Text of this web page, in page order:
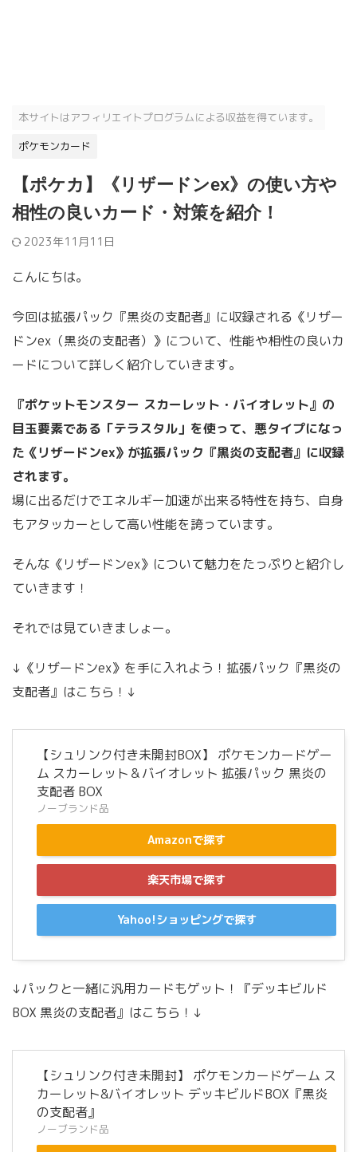
本サイトはアフィリエイトプログラムによる収益を得ています。
ポケモンカード
【ポケカ】《リザードンex》の使い方や
相性の良いカード・対策を紹介！
2023年11月11日
こんにちは。
今回は拡張パック『黒炎の支配者』に収録される《リザー
ドンex（黒炎の支配者）》について、性能や相性の良いカ
ードについて詳しく紹介していきます。
『ポケットモンスター スカーレット・バイオレット』の
目玉要素である「テラスタル」を使って、悪タイプになっ
た《リザードンex》が拡張パック『黒炎の支配者』に収録
されます。
場に出るだけでエネルギー加速が出来る特性を持ち、自身
もアタッカーとして高い性能を誇っています。
そんな《リザードンex》について魅力をたっぷりと紹介し
ていきます！
それでは見ていきましょー。
↓《リザードンex》を手に入れよう！拡張パック『黒炎の
支配者』はこちら！↓
【シュリンク付き未開封BOX】 ポケモンカードゲー
ム スカーレット＆バイオレット 拡張パック 黒炎の
支配者 BOX
ノーブランド品
Amazonで探す
楽天市場で探す
Yahoo!ショッピングで探す
↓パックと一緒に汎用カードもゲット！『デッキビルド
BOX 黒炎の支配者』はこちら！↓
【シュリンク付き未開封】 ポケモンカードゲーム ス
カーレット&バイオレット デッキビルドBOX『黒炎
の支配者』
ノーブランド品